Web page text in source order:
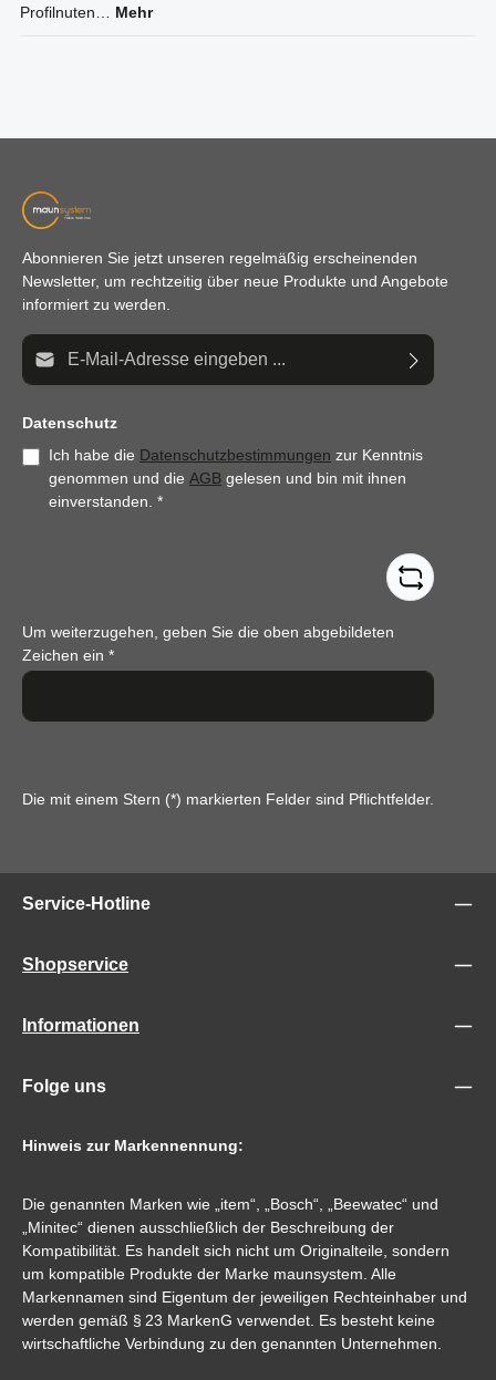
Profilnuten… Mehr
Abonnieren Sie jetzt unseren regelmäßig erscheinenden
Newsletter, um rechtzeitig über neue Produkte und Angebote
informiert zu werden.
E-Mail-Adresse*
Datenschutz
Ich habe die Datenschutzbestimmungen zur Kenntnis
genommen und die AGB gelesen und bin mit ihnen
einverstanden. *
Um weiterzugehen, geben Sie die oben abgebildeten
Zeichen ein *
Die mit einem Stern (*) markierten Felder sind Pflichtfelder.
Service-Hotline
Shopservice
Informationen
Folge uns
Hinweis zur Markennennung:
Die genannten Marken wie „item“, „Bosch“, „Beewatec“ und
„Minitec“ dienen ausschließlich der Beschreibung der
Kompatibilität. Es handelt sich nicht um Originalteile, sondern
um kompatible Produkte der Marke maunsystem. Alle
Markennamen sind Eigentum der jeweiligen Rechteinhaber und
werden gemäß § 23 MarkenG verwendet. Es besteht keine
wirtschaftliche Verbindung zu den genannten Unternehmen.